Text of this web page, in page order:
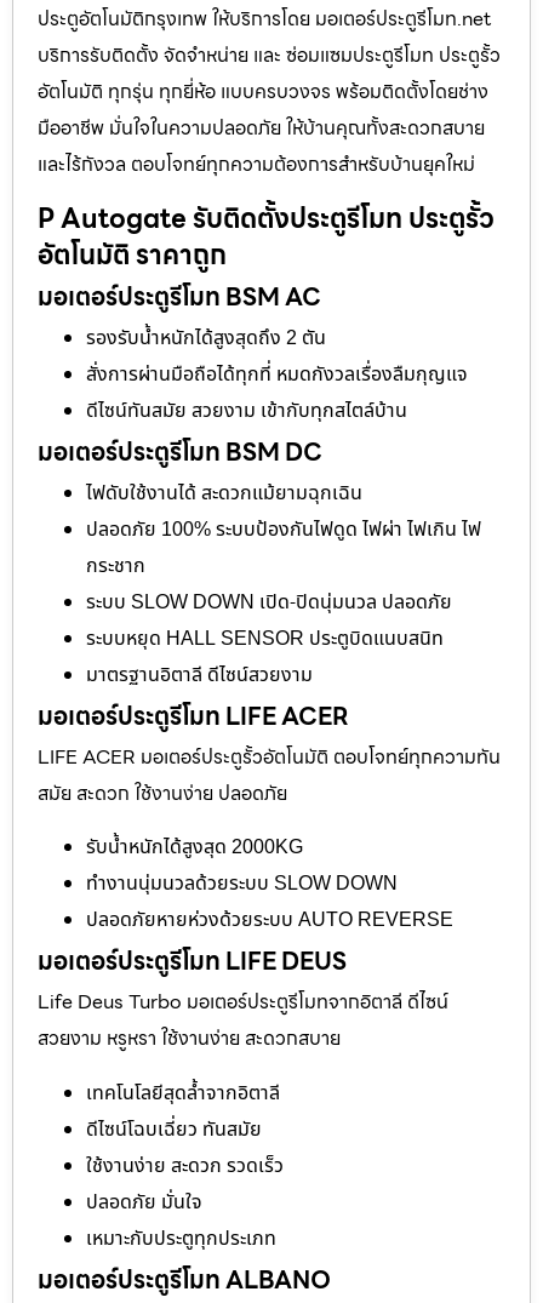
ประตูอัตโนมัติกรุงเทพ ให้บริการโดย มอเตอร์ประตูรีโมท.net
บริการรับติดตั้ง จัดจำหน่าย และ ซ่อมแซมประตูรีโมท ประตูรั้ว
อัตโนมัติ ทุกรุ่น ทุกยี่ห้อ แบบครบวงจร พร้อมติดตั้งโดยช่าง
มืออาชีพ มั่นใจในความปลอดภัย ให้บ้านคุณทั้งสะดวกสบาย
และไร้กังวล ตอบโจทย์ทุกความต้องการสำหรับบ้านยุคใหม่
P Autogate รับติดตั้งประตูรีโมท ประตูรั้ว
อัตโนมัติ ราคาถูก
มอเตอร์ประตูรีโมท BSM AC
รองรับน้ำหนักได้สูงสุดถึง 2 ตัน
สั่งการผ่านมือถือได้ทุกที่ หมดกังวลเรื่องลืมกุญแจ
ดีไซน์ทันสมัย สวยงาม เข้ากับทุกสไตล์บ้าน
มอเตอร์ประตูรีโมท BSM DC
ไฟดับใช้งานได้ สะดวกแม้ยามฉุกเฉิน
ปลอดภัย 100% ระบบป้องกันไฟดูด ไฟผ่า ไฟเกิน ไฟ
กระชาก
ระบบ SLOW DOWN เปิด-ปิดนุ่มนวล ปลอดภัย
ระบบหยุด HALL SENSOR ประตูบิดแนบสนิท
มาตรฐานอิตาลี ดีไซน์สวยงาม
มอเตอร์ประตูรีโมท LIFE ACER
LIFE ACER มอเตอร์ประตูรั้วอัตโนมัติ ตอบโจทย์ทุกความทัน
สมัย สะดวก ใช้งานง่าย ปลอดภัย
รับน้ำหนักได้สูงสุด 2000KG
ทำงานนุ่มนวลด้วยระบบ SLOW DOWN
ปลอดภัยหายห่วงด้วยระบบ AUTO REVERSE
มอเตอร์ประตูรีโมท LIFE DEUS
Life Deus Turbo มอเตอร์ประตูรีโมทจากอิตาลี ดีไซน์
สวยงาม หรูหรา ใช้งานง่าย สะดวกสบาย
เทคโนโลยีสุดล้ำจากอิตาลี
ดีไซน์โฉบเฉี่ยว ทันสมัย
ใช้งานง่าย สะดวก รวดเร็ว
ปลอดภัย มั่นใจ
เหมาะกับประตูทุกประเภท
มอเตอร์ประตูรีโมท ALBANO